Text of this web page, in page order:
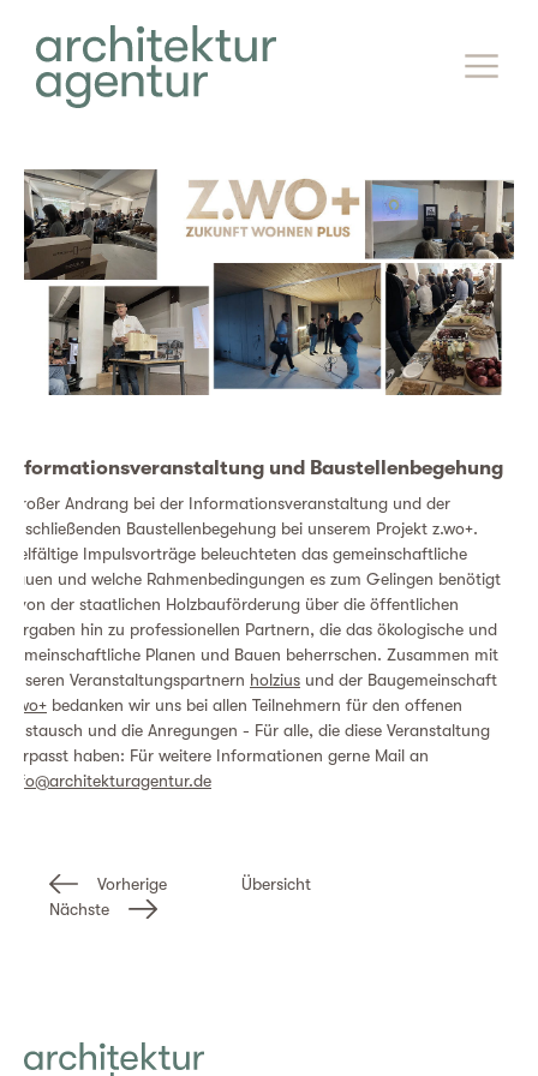
Informationsveranstaltung und Baustellenbegehung
Großer Andrang bei der Informationsveranstaltung und der
anschließenden Baustellenbegehung bei unserem Projekt z.wo+.
Vielfältige Impulsvorträge beleuchteten das gemeinschaftliche
Bauen und welche Rahmenbedingungen es zum Gelingen benötigt
- von der staatlichen Holzbauförderung über die öffentlichen
Vergaben hin zu professionellen Partnern, die das ökologische und
gemeinschaftliche Planen und Bauen beherrschen. Zusammen mit
unseren Veranstaltungspartnern holzius und der Baugemeinschaft
z.wo+ bedanken wir uns bei allen Teilnehmern für den offenen
Austausch und die Anregungen - Für alle, die diese Veranstaltung
verpasst haben: Für weitere Informationen gerne Mail an
info@architekturagentur.de
Vorherige
Übersicht
Nächste